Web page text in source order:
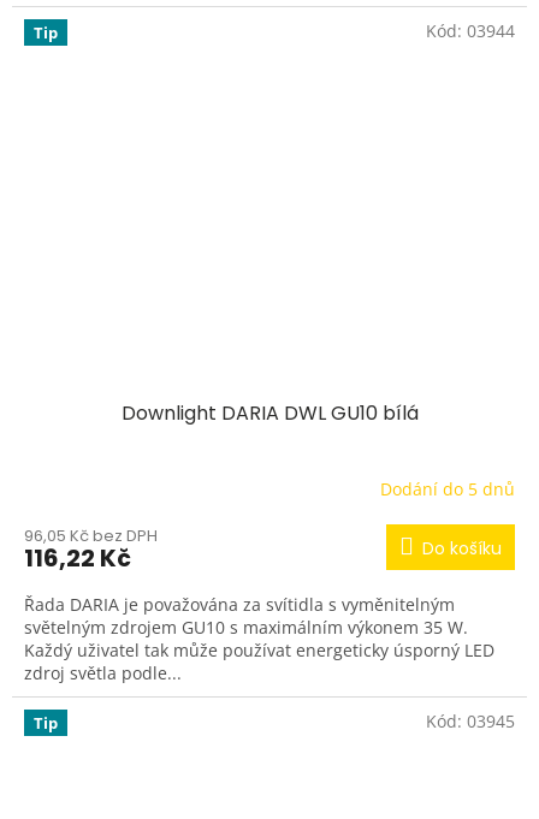
Tip
Downlight DARIA DWL GU10 bílá
Dodání do 5 dnů
96,05 Kč bez DPH
116,22 Kč Do košíku
Řada DARIA je považována za svítidla s vyměnitelným
světelným zdrojem GU10 s maximálním výkonem 35 W.
Každý uživatel tak může používat energeticky úsporný LED
zdroj světla podle...
Kód: 03944
Tip Kód: 03945